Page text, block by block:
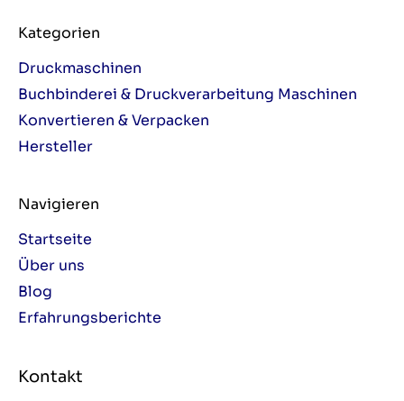
Kategorien
Druckmaschinen
Buchbinderei & Druckverarbeitung Maschinen
Konvertieren & Verpacken
Hersteller
Navigieren
Startseite
Über uns
Blog
Erfahrungsberichte
Kontakt